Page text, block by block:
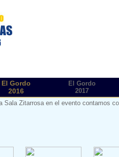
El Gordo
2016
El Gordo
2017
Zitarrosa en el evento contamos